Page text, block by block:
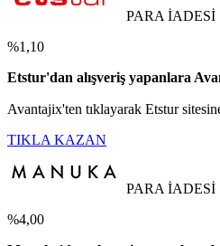
PARA İADESİ
%1,10
Etstur'dan alışveriş yapanlara
Avantajix'ten tıklayarak Etstur
TIKLA KAZAN
PARA İADESİ
%4,00